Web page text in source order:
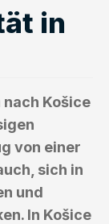
in
Košice
von einer
sich in
und
In Košice